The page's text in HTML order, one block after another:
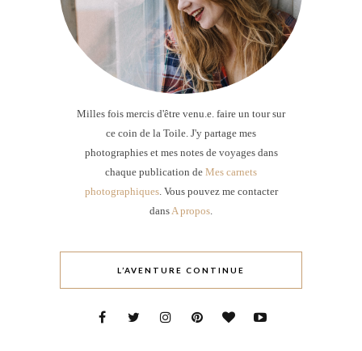
Milles fois mercis d'être venu.e. faire un tour sur
ce coin de la Toile. J'y partage mes
photographies et mes notes de voyages dans
chaque publication de Mes carnets
photographiques. Vous pouvez me contacter
dansA propos.
L’AVENTURE CONTINUE